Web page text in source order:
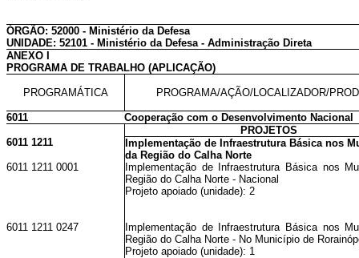
ÓRGÃO: 52000 - Ministério da Defesa
UNIDADE: 52101 - Ministério da Defesa - Administração Direta
ANEXO I
PROGRAMA DE TRABALHO (APLICAÇÃO)
PROGRAMÁTICA PROGRAMA/AÇÃO/LOCALIZADOR/
6011
Cooperação com o Desenvolvimento Nacional
PROJETOS
6011 1211
Implementação de Infraestrutura Básica nos
da Região do Calha Norte
6011 1211 0001
Implementação de Infraestrutura Básica nos
Região do Calha Norte - Nacional
Projeto apoiado (unidade): 2
6011 1211 0247
Implementação de Infraestrutura Básica nos
Região do Calha Norte - No Município de
Projeto apoiado (unidade): 1